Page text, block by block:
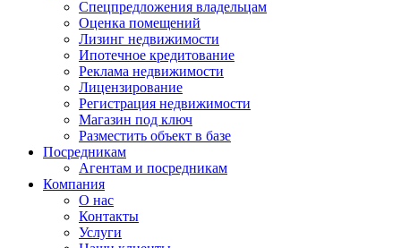
Спецпредложения владельцам
Оценка помещений
Лизинг недвижимости
Ипотечное кредитование
Реклама недвижимости
Лицензирование
Регистрация недвижимости
Магазин под ключ
Разместить объект в базе
Посредникам
Агентам и посредникам
Компания
О нас
Контакты
Услуги